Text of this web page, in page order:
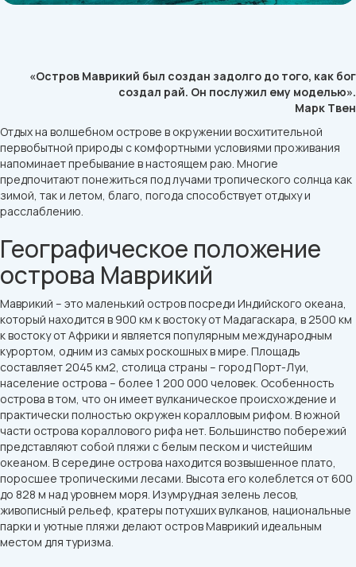
«Остров Маврикий был создан задолго до того, как бог
создал рай. Он послужил ему моделью».
Марк Твен
Отдых на волшебном острове в окружении восхитительной
первобытной природы с комфортными условиями проживания
напоминает пребывание в настоящем раю. Многие
предпочитают понежиться под лучами тропического солнца как
зимой, так и летом, благо, погода способствует отдыху и
расслаблению.
Географическое положение
острова Маврикий
Маврикий – это маленький остров посреди Индийского океана,
который находится в 900 км к востоку от Мадагаскара, в 2500 км
к востоку от Африки и является популярным международным
курортом, одним из самых роскошных в мире. Площадь
составляет 2045 км2, столица страны – город Порт-Луи,
население острова – более 1 200 000 человек. Особенность
острова в том, что он имеет вулканическое происхождение и
практически полностью окружен коралловым рифом. В южной
части острова кораллового рифа нет. Большинство побережий
представляют собой пляжи с белым песком и чистейшим
океаном. В середине острова находится возвышенное плато,
поросшее тропическими лесами. Высота его колеблется от 600
до 828 м над уровнем моря. Изумрудная зелень лесов,
живописный рельеф, кратеры потухших вулканов, национальные
парки и уютные пляжи делают остров Маврикий идеальным
местом для туризма.